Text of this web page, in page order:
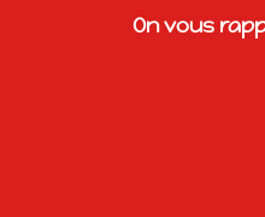
On vous